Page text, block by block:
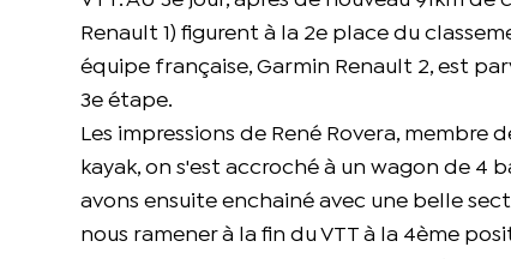
Renault 1) figurent à la 2e place du
équipe française, Garmin Renault 2, est
3e étape.
Les impressions de René Rovera,
kayak, on s'est accroché à un wagon de 4
avons ensuite enchainé avec une belle
nous ramener à la fin du VTT à la 4ème